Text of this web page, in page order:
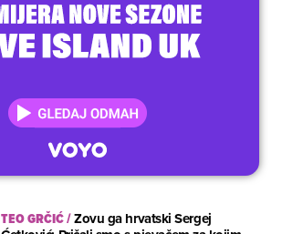
TEO GRČIĆ/Zovu ga hrvatski Sergej